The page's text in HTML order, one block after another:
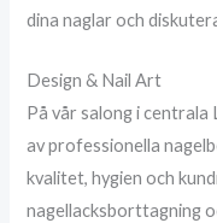
dina naglar och
Design & Nail Art
På vår salong i
av professionella
kvalitet, hygien och
nagellacksborttagning